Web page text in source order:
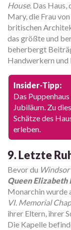
House. Das Haus,
Mary, die Frau
britischen
das größte und
beherbergt
Handwerkern und
Insider-Tipp:
Das
Jubiläum. Zu
Schätze des
erleben.
9. Letzte
Bevor du
Queen Elizabeth
Monarchin wurde
VI. Memorial
ihrer Eltern, ihrer
Die Kapelle